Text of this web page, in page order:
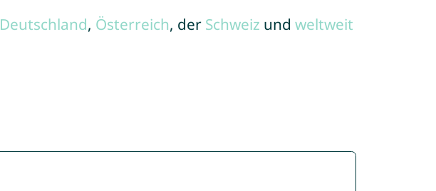
Deutschland, Österreich, der Schweiz und weltweit